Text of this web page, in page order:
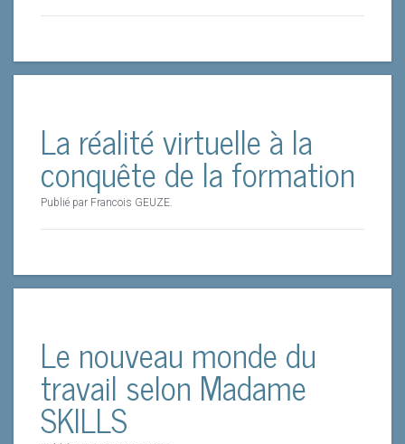
La réalité virtuelle à la
conquête de la formation
Publié par Francois GEUZE.
Le nouveau monde du
travail selon Madame
SKILLS